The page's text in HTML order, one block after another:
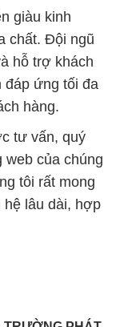
giàu kinh
chất. Đội ngũ
hỗ trợ khách
đáp ứng tối đa
hàng.
tư vấn, quý
web của chúng
tôi rất mong
lâu dài, hợp